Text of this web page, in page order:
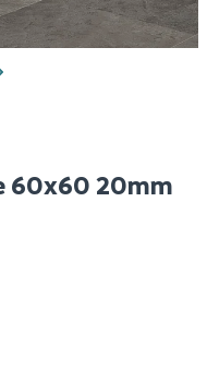
stk
& Hent
60x60 20mm